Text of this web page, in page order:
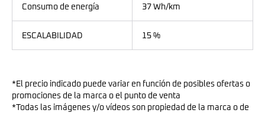
Consumo de energía 37 Wh/km
ESCALABILIDAD 15 %
*El precio indicado puede variar en función de posibles ofertas o
promociones de la marca o el punto de venta
*Todas las imágenes y/o vídeos son propiedad de la marca o de